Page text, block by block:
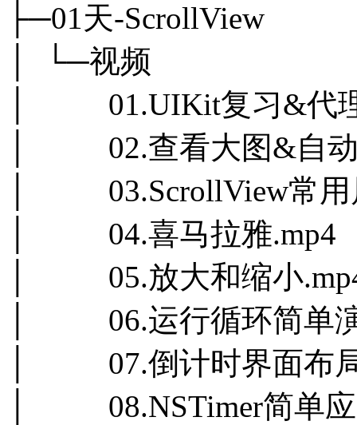
├─01天-ScrollView
│ └─视频
│ 01.UIKit复习&代理
│ 02.查看大图&自动
│ 03.ScrollView常用
│ 04.喜马拉雅.mp4
│ 05.放大和缩小
│ 06.运行循环简单演
│ 07.倒计时界面布
│ 08.NSTimer简单应